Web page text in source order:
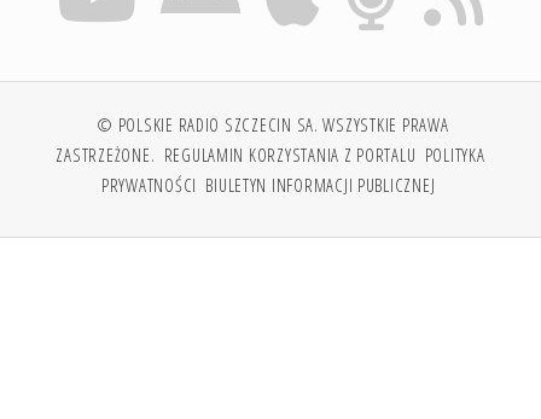
© POLSKIE RADIO SZCZECIN SA. WSZYSTKIE PRAWA
ZASTRZEŻONE. REGULAMIN KORZYSTANIA Z PORTALU POLITYKA
PRYWATNOŚCI BIULETYN INFORMACJI PUBLICZNEJ